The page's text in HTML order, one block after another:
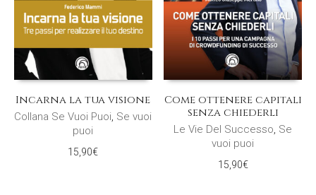
Incarna la tua visione
Collana Se Vuoi Puoi, Se vuoi
puoi
15,90€
Come ottenere capitali
senza chiederli
Le Vie Del Successo, Se
vuoi puoi
15,90€